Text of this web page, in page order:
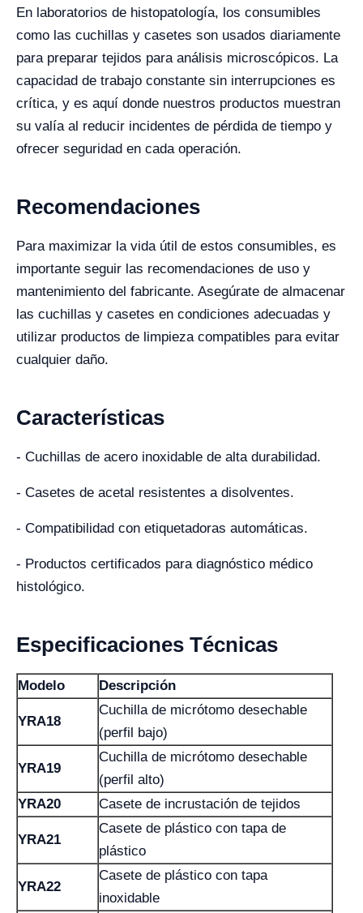
En laboratorios de histopatología, los consumibles
como las cuchillas y casetes son usados diariamente
para preparar tejidos para análisis microscópicos. La
capacidad de trabajo constante sin interrupciones es
crítica, y es aquí donde nuestros productos muestran
su valía al reducir incidentes de pérdida de tiempo y
ofrecer seguridad en cada operación.
Recomendaciones
Para maximizar la vida útil de estos consumibles, es
importante seguir las recomendaciones de uso y
mantenimiento del fabricante. Asegúrate de almacenar
las cuchillas y casetes en condiciones adecuadas y
utilizar productos de limpieza compatibles para evitar
cualquier daño.
Características
- Cuchillas de acero inoxidable de alta durabilidad.
- Casetes de acetal resistentes a disolventes.
- Compatibilidad con etiquetadoras automáticas.
- Productos certificados para diagnóstico médico
histológico.
Especificaciones Técnicas
Modelo Descripción
YRA18
Cuchilla de micrótomo desechable
(perfil bajo)
YRA19
Cuchilla de micrótomo desechable
(perfil alto)
YRA20
Casete de incrustación de tejidos
YRA21
Casete de plástico con tapa de
plástico
YRA22
Casete de plástico con tapa
inoxidable